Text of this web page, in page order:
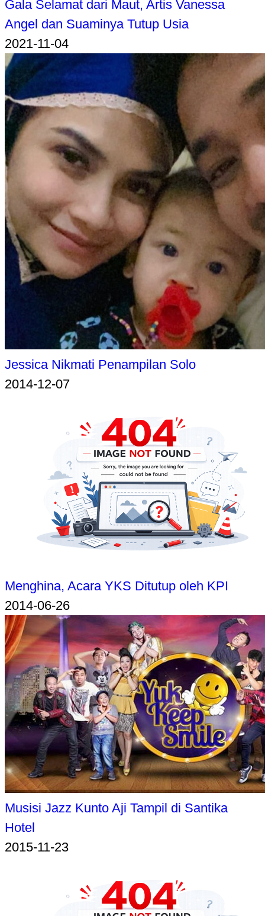
Gala Selamat dari Maut, Artis Vanessa
Angel dan Suaminya Tutup Usia
2021-11-04
Jessica Nikmati Penampilan Solo
2014-12-07
Menghina, Acara YKS Ditutup oleh KPI
2014-06-26
Musisi Jazz Kunto Aji Tampil di Santika
Hotel
2015-11-23